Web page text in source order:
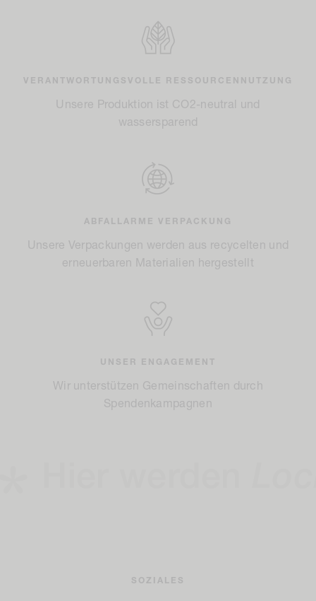
VERANTWORTUNGSVOLLE RESSOURCENNUTZUNG
Unsere Produktion ist CO2-neutral und
wassersparend
ABFALLARME VERPACKUNG
Unsere Verpackungen werden aus recycelten und
erneuerbaren Materialien hergestellt
UNSER ENGAGEMENT
Wir unterstützen Gemeinschaften durch
Spendenkampagnen
SOZIALES